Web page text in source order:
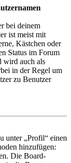
bei deinem
ist meist mit
Kästchen oder
Status im Forum
wird auch als
in der Regel um
zu Benutzer
unter „Profil“ einen
hinzufügen:
Die Board-